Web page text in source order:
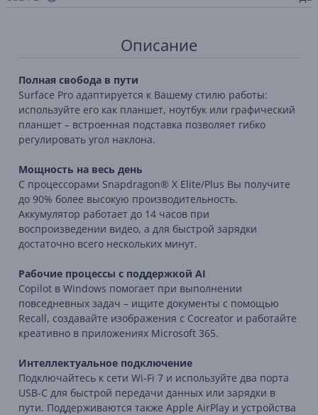
Описание
Полная свобода в пути
Surface Pro адаптируется к Вашему стилю работы:
используйте его как планшет, ноутбук или графический
планшет – встроенная подставка позволяет гибко
регулировать угол наклона.
Мощность на весь день
С процессорами Snapdragon® X Elite/Plus Вы получите
до 90% более высокую производительность.
Аккумулятор работает до 14 часов при
воспроизведении видео, а для быстрой зарядки
достаточно всего нескольких минут.
Рабочие процессы с поддержкой AI
Copilot в Windows помогает при выполнении
повседневных задач – ищите документы с помощью
Recall, создавайте изображения с Cocreator и работайте
креативно в приложениях Microsoft 365.
Интеллектуальное подключение
Подключайтесь к сети Wi-Fi 7 и используйте два порта
USB-C для быстрой передачи данных или зарядки в
пути. Поддерживаются также Apple AirPlay и устройства